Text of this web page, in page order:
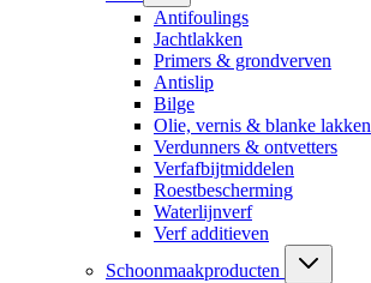
Antifoulings
Jachtlakken
Primers & grondverven
Antislip
Bilge
Olie, vernis & blanke lakken
Verdunners & ontvetters
Verfafbijtmiddelen
Roestbescherming
Waterlijnverf
Verf additieven
Schoonmaakproducten